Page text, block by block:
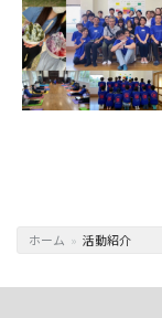
ホーム » 活動紹介